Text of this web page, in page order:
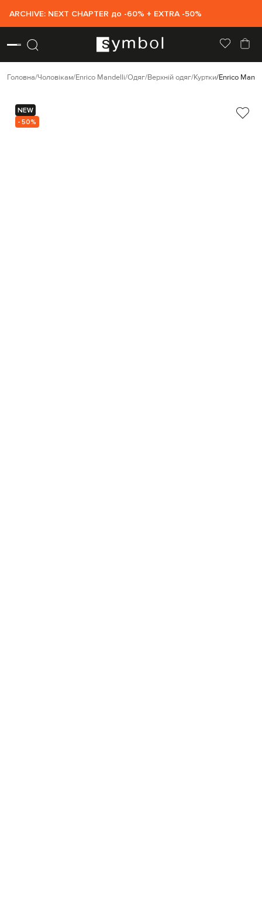
ARCHIVE: NEXT CHAPTER до -60% + EXTRA -50%
Головна Чоловікам Enrico Mandelli Одяг Верхній одяг Куртки Enrico
NEW
- 50%